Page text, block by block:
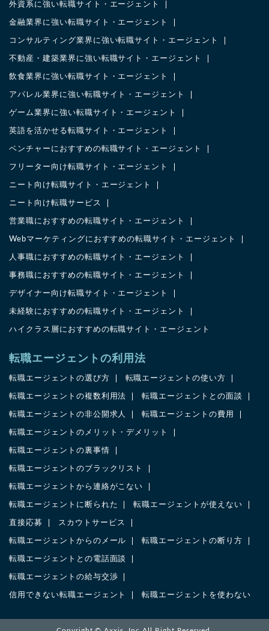
外資系に強い転職サイト・エージェント
金融業界に強い転職サイト・エージェント
コンサルティング業界に強い転職サイト・エージェント
不動産・建築業界に強い転職サイト・エージェント
飲食業界に強い転職サイト・エージェント
アパレル業界に強い転職サイト・エージェント
ゲーム業界に強い転職サイト・エージェント
英語を活かせる転職サイト・エージェント
ベンチャーにおすすめの転職サイト・エージェント
フリーター向け転職サイト・エージェント
ニート向け転職サイト・エージェント
ニート向け転職サービス
営業職におすすめの転職サイト・エージェント
Webマーケティングにおすすめの転職サイト・エージェント
人事職におすすめの転職サイト・エージェント
事務職におすすめの転職サイト・エージェント
デザイナー向け転職サイト・エージェント
未経験におすすめの転職サイト・エージェント
ハイクラス層におすすめの転職サイト・エージェント
転職エージェントの利用法
転職エージェントの選び方 転職エージェントの使い方
転職エージェントの複数利用法 転職エージェントとの面談
転職エージェントの非公開求人 転職エージェントの費用
転職エージェントのメリット・デメリット
転職エージェントの裏事情
転職エージェントのブラックリスト
転職エージェントから連絡がこない
転職エージェントに断られた 転職エージェントが使えない
直接応募 スカウトサービス
転職エージェントからのメール 転職エージェントの断り方
転職エージェントとの電話面談
転職エージェントの給与交渉
信用できない転職エージェント 転職エージェントを使わない